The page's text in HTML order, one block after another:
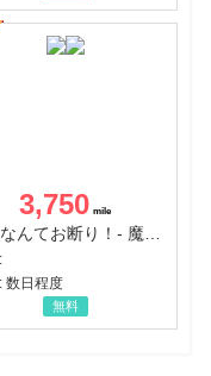
3,750
数日程度
無料